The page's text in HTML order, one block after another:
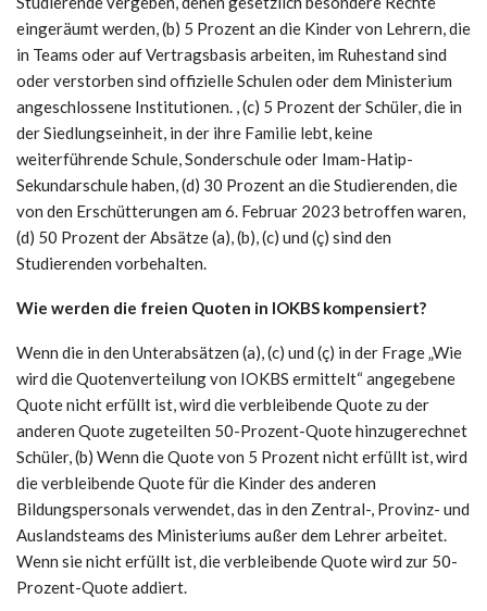
eingeräumt werden, (b) 5 Prozent an die Kinder von Lehrern, die
in Teams oder auf Vertragsbasis arbeiten, im Ruhestand sind
oder verstorben sind offizielle Schulen oder dem Ministerium
angeschlossene Institutionen. , (c) 5 Prozent der Schüler, die in
der Siedlungseinheit, in der ihre Familie lebt, keine
weiterführende Schule, Sonderschule oder Imam-Hatip-
Sekundarschule haben, (d) 30 Prozent an die Studierenden, die
von den Erschütterungen am 6. Februar 2023 betroffen waren,
(d) 50 Prozent der Absätze (a), (b), (c) und (ç) sind den
Studierenden vorbehalten.
Wie werden die freien Quoten in IOKBS kompensiert?
Wenn die in den Unterabsätzen (a), (c) und (ç) in der Frage „Wie
wird die Quotenverteilung von IOKBS ermittelt“ angegebene
Quote nicht erfüllt ist, wird die verbleibende Quote zu der
anderen Quote zugeteilten 50-Prozent-Quote hinzugerechnet
Schüler, (b) Wenn die Quote von 5 Prozent nicht erfüllt ist, wird
die verbleibende Quote für die Kinder des anderen
Bildungspersonals verwendet, das in den Zentral-, Provinz- und
Auslandsteams des Ministeriums außer dem Lehrer arbeitet.
Wenn sie nicht erfüllt ist, die verbleibende Quote wird zur 50-
Prozent-Quote addiert.